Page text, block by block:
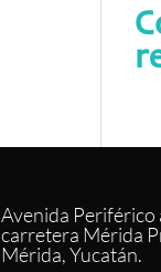
Avenida Periférico
carretera Mérida
Mérida, Yucatán.